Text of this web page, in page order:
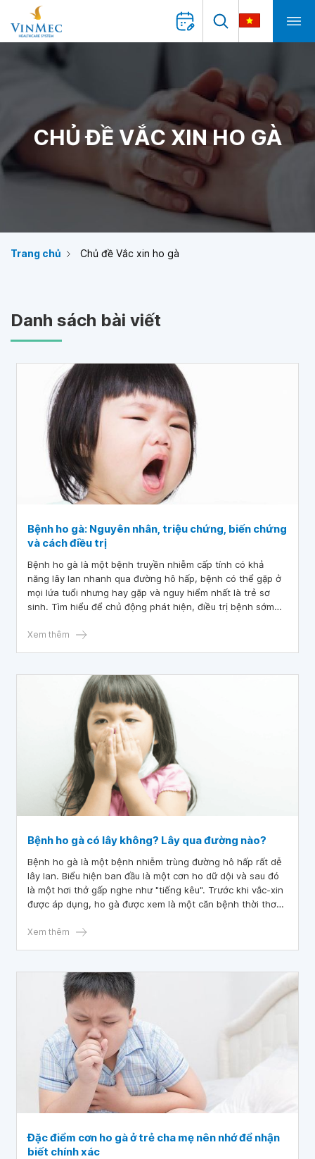
CHỦ ĐỀ VẮC XIN HO GÀ
Trang chủ Chủ đề Vắc xin ho gà
Danh sách bài viết
Bệnh ho gà: Nguyên nhân, triệu chứng, biến chứng
và cách điều trị
Bệnh ho gà là một bệnh truyền nhiễm cấp tính có khả
năng lây lan nhanh qua đường hô hấp, bệnh có thể gặp ở
mọi lứa tuổi nhưng hay gặp và nguy hiểm nhất là trẻ sơ
sinh. Tìm hiểu để chủ động phát hiện, điều trị bệnh sớm
Xem thêm
Bệnh ho gà có lây không? Lây qua đường nào?
Bệnh ho gà là một bệnh nhiễm trùng đường hô hấp rất dễ
lây lan. Biểu hiện ban đầu là một cơn ho dữ dội và sau đó
là một hơi thở gấp nghe như "tiếng kêu". Trước khi vắc-xin
được áp dụng, ho gà được xem là một căn bệnh thời thơ
sinh.
Xem thêm
Đặc điểm cơn ho gà ở trẻ cha mẹ nên nhớ để nhận
biết chính xác